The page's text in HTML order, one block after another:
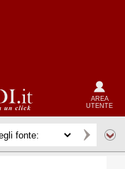
AREA
UTENTE